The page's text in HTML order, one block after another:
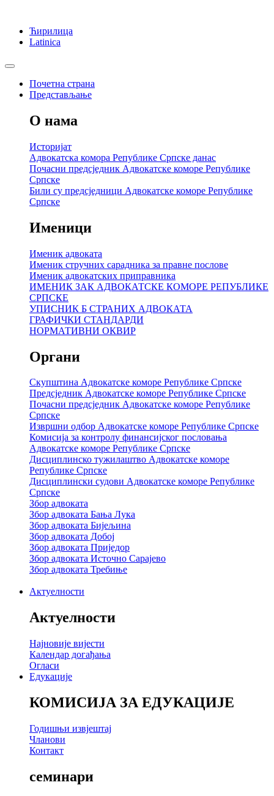
Ћирилица
Latinica
Почетна страна
Представљање
О нама
Историјат
Адвокатска комора Републике Српске данас
Почасни предсједник Адвокатске коморе Републике
Српске
Били су предсједници Адвокатске коморе Републике
Српске
Именици
Именик адвоката
Именик стручних сарадника за правне послове
Именик адвокатских приправника
ИМЕНИК ЗАК АДВОКАТСКЕ КОМОРЕ РЕПУБЛИКЕ
СРПСКЕ
УПИСНИК Б СТРАНИХ АДВОКАТА
ГРАФИЧКИ СТАНДАРДИ
НОРМАТИВНИ ОКВИР
Органи
Скупштина Адвокатске коморе Републике Српске
Предсједник Адвокатске коморе Републике Српске
Почасни предсједник Адвокатске коморе Републике
Српске
Извршни одбор Адвокатске коморе Републике Српске
Комисија за контролу финансијског пословања
Адвокатске коморе Републике Српске
Дисциплинско тужилаштво Адвокатске коморе
Републике Српске
Дисциплински судови Адвокатске коморе Републике
Српске
Збор адвоката
Збор адвоката Бања Лука
Збор адвоката Бијељина
Збор адвоката Добој
Збор адвоката Приједор
Збор адвоката Источно Сарајево
Збор адвоката Требиње
Актуелности
Актуелности
Најновије вијести
Календар догађања
Огласи
Едукације
КОМИСИЈА ЗА ЕДУКАЦИЈЕ
Годишњи извјештај
Чланови
Контакт
семинари